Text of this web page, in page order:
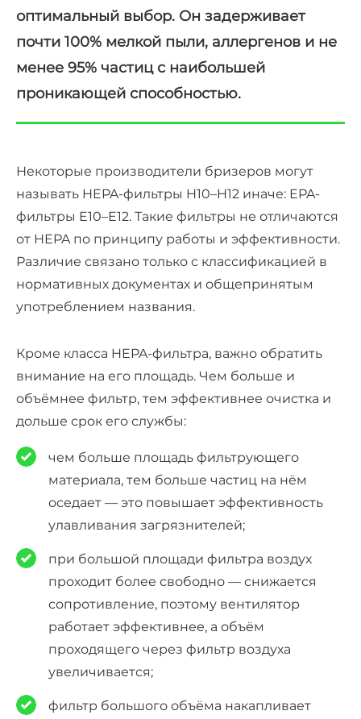
оптимальный выбор. Он задерживает
почти 100% мелкой пыли, аллергенов и не
менее 95% частиц с наибольшей
проникающей способностью.
Некоторые производители бризеров могут
называть HEPA-фильтры H10–H12 иначе: EPA-
фильтры E10–E12. Такие фильтры не отличаются
от HEPA по принципу работы и эффективности.
Различие связано только с классификацией в
нормативных документах и общепринятым
употреблением названия.
Кроме класса HEPA-фильтра, важно обратить
внимание на его площадь. Чем больше и
объёмнее фильтр, тем эффективнее очистка и
дольше срок его службы:
чем больше площадь фильтрующего
материала, тем больше частиц на нём
оседает — это повышает эффективность
улавливания загрязнителей;
при большой площади фильтра воздух
проходит более свободно — снижается
сопротивление, поэтому вентилятор
работает эффективнее, а объём
проходящего через фильтр воздуха
увеличивается;
фильтр большого объёма накапливает